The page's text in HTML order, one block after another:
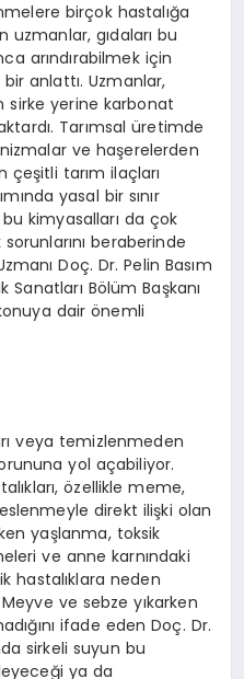
birçok hastalığa
gıdaları bu
arındırabilmek için
anlattı. Uzmanlar,
sirke yerine karbonat
Tarımsal üretimde
ve haşerelerden
tarım ilaçları
yasal bir sınır
kimyasalları da çok
beraberinde
Doç. Dr. Pelin Basım
Bölüm Başkanı
dair önemli
veya temizlenmeden
yol açabiliyor.
özellikle meme,
direkt ilişki olan
yaşlanma, toksik
ve anne karnındaki
hastalıklara neden
ve sebze yıkarken
ifade eden Doç. Dr.
sirkeli suyun bu
ya da